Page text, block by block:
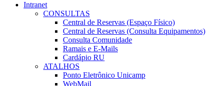
Intranet
CONSULTAS
Central de Reservas (Espaço Físico)
Central de Reservas (Consulta Equipamentos)
Consulta Comunidade
Ramais e E-Mails
Cardápio RU
ATALHOS
Ponto Eletrônico Unicamp
WebMail